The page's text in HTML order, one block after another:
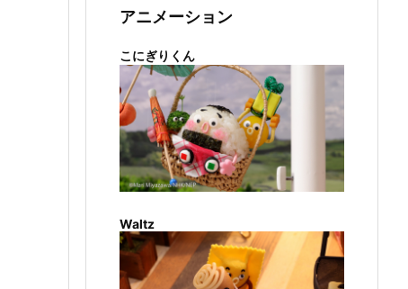
ー
アニメーション
こにぎりくん
Waltz